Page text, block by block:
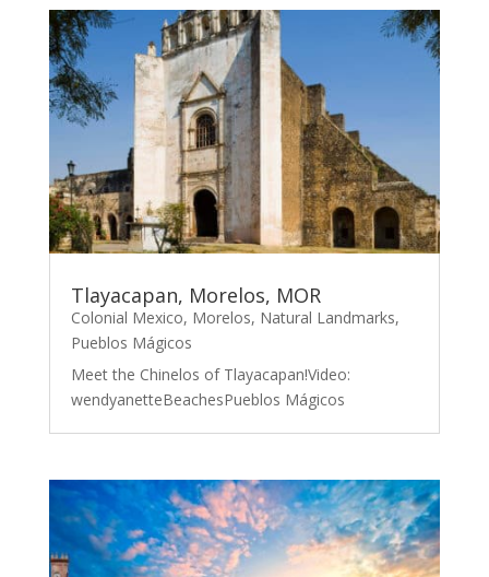
Tlayacapan, Morelos, MOR
Colonial Mexico, Morelos, Natural Landmarks,
Pueblos Mágicos
Meet the Chinelos of Tlayacapan!Video:
wendyanetteBeachesPueblos Mágicos